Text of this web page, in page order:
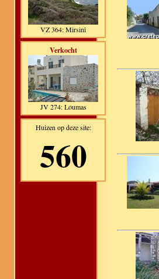
VZ 364: Mirsini
Verkocht
JV 274: Loumas
Huizen op deze site:
560